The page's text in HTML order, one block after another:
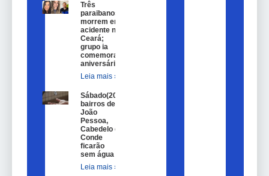
Três
paraibanos
morrem em
acidente no
Ceará;
grupo ia
comemorar
aniversário
Leia mais »
Sábado(20)
bairros de
João
Pessoa,
Cabedelo e
Conde
ficarão
sem água
Leia mais »